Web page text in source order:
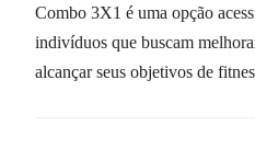
Combo 3X1 é uma opção
indivíduos que buscam
alcançar seus objetivos de